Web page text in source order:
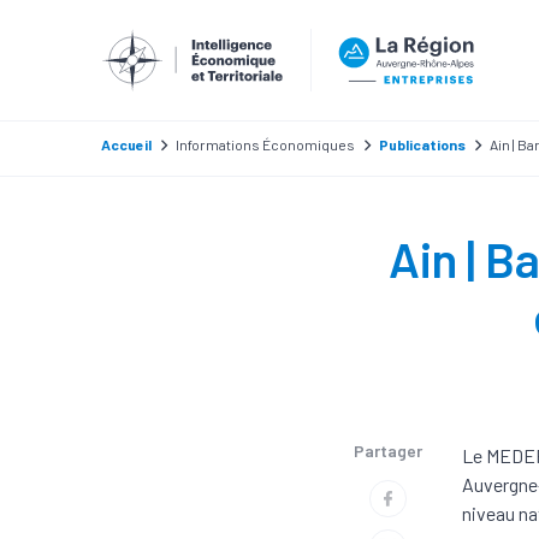
Accueil Informations Économiques Publications Ain |
Ain |
Partager
Le
niveau